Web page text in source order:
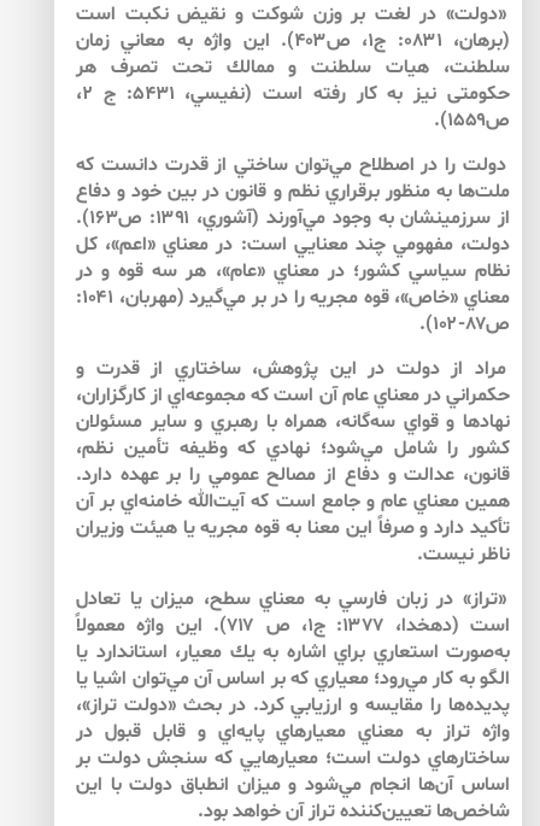
«دولت» در لغت بر وزن شوكت و نقيض نكبت است
(برهان، ۰۸۳۱: ج۱، ص۴۰۳). اين واژه به معاني زمان
سلطنت، هيات سلطنت و ممالك تحت تصرف هر
حكومتى نيز به كار رفته است (نفيسي، ۵۴۳۱: ج ۲،
ص۱۵۵۹).
دولت را در اصطلاح مي‌توان ساختي از قدرت دانست كه
ملت‌ها به منظور برقراري نظم و قانون در بين خود و دفاع
از سرزمينشان به وجود مي‌آورند (آشوري، ۱۳۹۱: ص۱۶۳).
دولت، مفهومي چند معنايي است: در معناي «اعم»، كل
نظام سياسي كشور؛ در معناي «عام»، هر سه قوه و در
معناي «خاص»، قوه مجريه را در بر مي‌گيرد (مهربان، ۱۰۴۱:
ص۸۷-۱۰۲).
مراد از دولت در اين پژوهش، ساختاري از قدرت و
حكمراني در معناي عام آن است كه مجموعه‌اي از كارگزاران،
نهادها و قواي سه‌گانه، همراه با رهبري و ساير مسئولان
كشور را شامل مي‌شود؛ نهادي كه وظيفه تأمين نظم،
قانون، عدالت و دفاع از مصالح عمومي را بر عهده دارد.
همين معناي عام و جامع است كه آيت‌الله خامنه‌اي بر آن
تأكيد دارد و صرفاً اين معنا به قوه مجريه يا هيئت وزيران
ناظر نيست.
«تراز» در زبان فارسي به معناي سطح، ميزان يا تعادل
است (دهخدا، ۱۳۷۷: ج۱، ص ۷۱۷). اين واژه معمولاً
به‌صورت استعاري براي اشاره به يك معيار، استاندارد يا
الگو به كار مي‌رود؛ معياري كه بر اساس آن مي‌توان اشيا يا
پديده‌ها را مقايسه و ارزيابي كرد. در بحث «دولت تراز»،
واژه تراز به معناي معيارهاي پايه‌اي و قابل قبول در
ساختارهاي دولت است؛ معيارهايي كه سنجش دولت بر
اساس آن‌ها انجام مي‌شود و ميزان انطباق دولت با اين
شاخص‌ها تعيين‌كننده تراز آن خواهد بود.